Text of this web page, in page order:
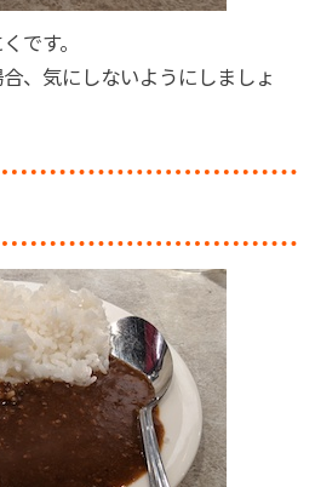
です。
、気にしないようにしましょ